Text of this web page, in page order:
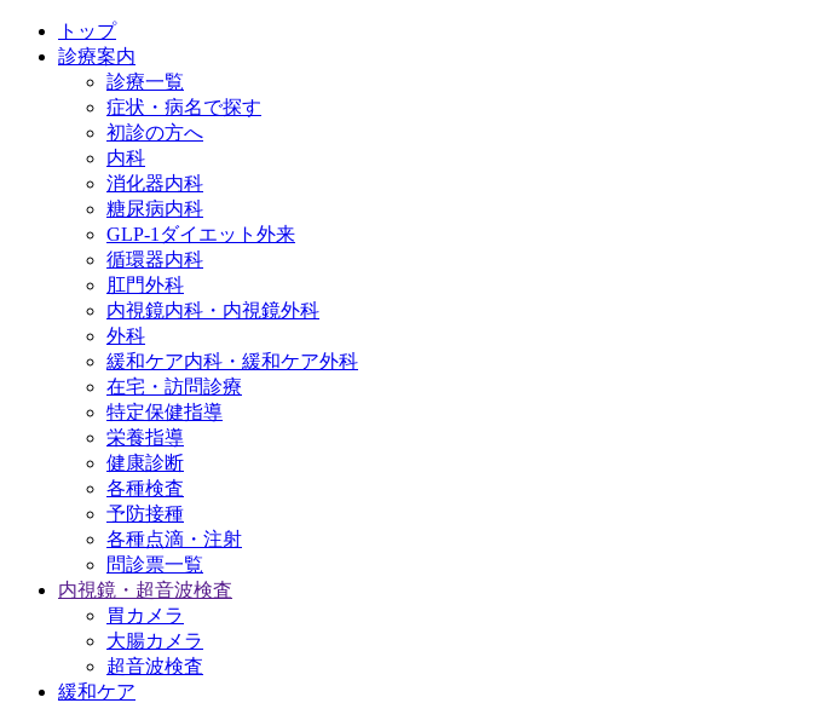
トップ
診療案内
診療一覧
症状・病名で探す
初診の方へ
内科
消化器内科
糖尿病内科
GLP‐1ダイエット外来
循環器内科
肛門外科
内視鏡内科・内視鏡外科
外科
緩和ケア内科・緩和ケア外科
在宅・訪問診療
特定保健指導
栄養指導
健康診断
各種検査
予防接種
各種点滴・注射
問診票一覧
内視鏡・超音波検査
胃カメラ
大腸カメラ
超音波検査
緩和ケア